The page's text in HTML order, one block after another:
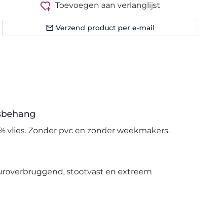
Toevoegen aan verlanglijst
Verzend product per e-mail
vlies. Zonder pvc en zonder weekmakers.
stootvast en extreem